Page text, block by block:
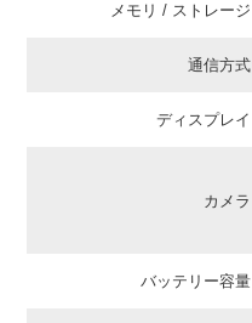
メモリ / ストレージ
通信方式
ディスプレイ
カメラ
バッテリー容量